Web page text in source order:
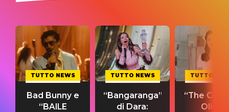
TUTTO NEWS
Bad Bunny e
“BAILE
TUTTO NEWS
“Bangaranga”
di Dara:
TUTTO
“The
Olivia